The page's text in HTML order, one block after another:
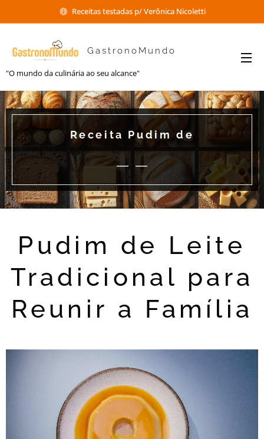
Receitas testadas p/ Verônica Nicoletti
GastronoMundo
"O mundo da culinária ao seu alcance"
Receita Pudim de
Pudim de Leite
Tradicional para
Reunir a Família